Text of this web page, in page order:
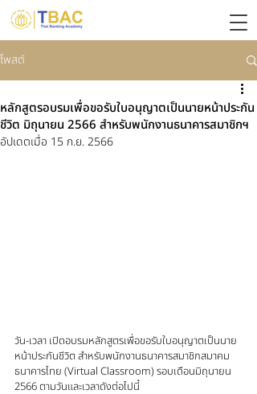
โพสต์
หลักสูตรอบรมเพื่อขอรับใบอนุญาตเป็นนายหน้าประกัน
ชีวิต มิถุนายน 2566 สำหรับพนักงานธนาคารสมาชิกฯ
อัปเดตเมื่อ 15 ก.ย. 2566
วัน-เวลา เปิดอบรมหลักสูตรเพื่อขอรับใบอนุญาตเป็นนาย
หน้าประกันชีวิต สำหรับพนักงานธนาคารสมาชิกสมาคม
ธนาคารไทย (Virtual Classroom) รอบเดือนมิถุนายน
2566 ตามวันและเวลาดังต่อไปนี้